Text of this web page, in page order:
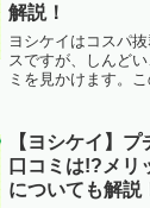
解説！
ヨシケイはコスパ
スですが、しんど
ミを見かけます。
是非参考にしてく
【ヨシケイ】
口コミは!?メリ
についても解説